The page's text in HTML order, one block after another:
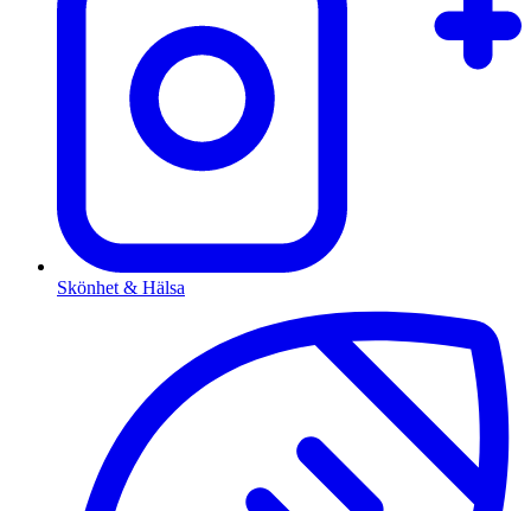
Skönhet & Hälsa